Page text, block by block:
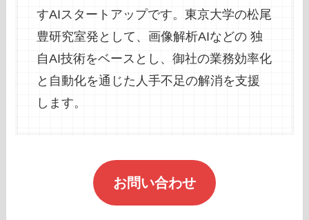
すAIスタートアップです。東京大学の松尾
豊研究室発として、画像解析AIなどの 独
自AI技術をベースとし、御社の業務効率化
と自動化を通じた人手不足の解消を支援
します。
お問い合わせ